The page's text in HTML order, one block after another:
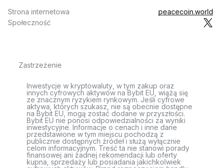
Strona internetowa
peacecoin.world
Społeczność
Zastrzeżenie
Inwestycje w kryptowaluty, w tym zakup oraz
innych cyfrowych aktywów na Bybit EU, wiążą się
ze znacznym ryzykiem rynkowym. Jeśli cyfrowe
aktywa, których szukasz, nie są obecnie dostępne
na Bybit EU, mogą zostać dodane w przyszłości.
Bybit EU nie ponosi odpowiedzialności za wyniki
inwestycyjne. Informacje o cenach i inne dane
przedstawione w tym miejscu pochodzą z
publicznie dostępnych źródeł i służą wyłącznie
celom informacyjnym. Treść ta nie stanowi porady
finansowej ani żadnej rekomendacji lub oferty
kupna, sprzedaży lub posiadania jakichkolwiek